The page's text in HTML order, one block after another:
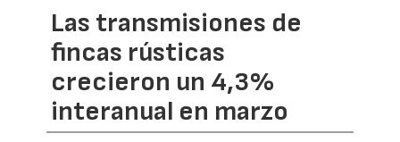
Las transmisiones de
fincas rústicas
crecieron un 4,3%
interanual en marzo